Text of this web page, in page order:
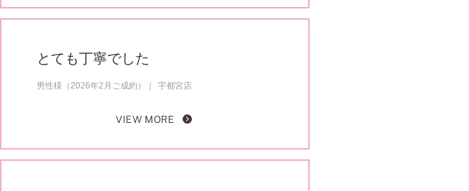
とても丁寧でした
男性様（2026年2月ご成約） 宇都宮店
VIEW MORE